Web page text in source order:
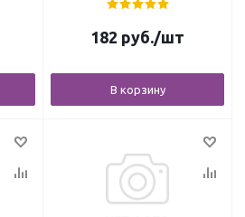
182 руб./шт
В корзину